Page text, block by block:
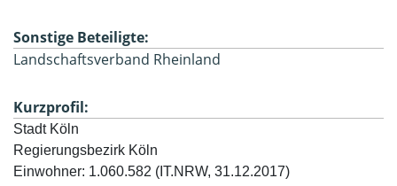
Sonstige Beteiligte:
Landschaftsverband Rheinland
Kurzprofil:
Stadt Köln
R